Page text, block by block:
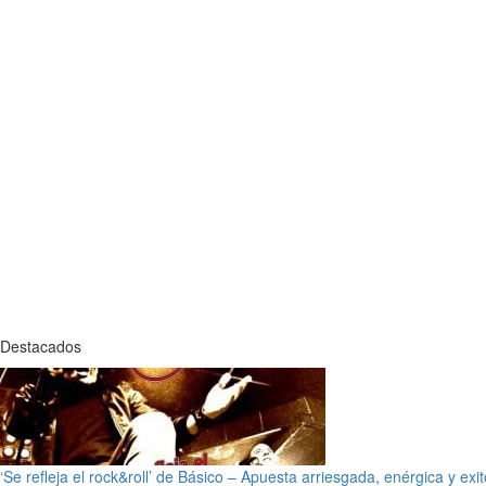
Destacados
‘Se refleja el rock&roll’ de Básico – Apuesta arriesgada, enérgica y